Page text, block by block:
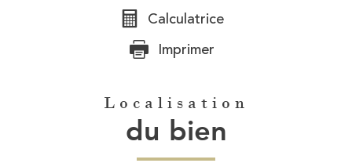
Calculatrice
Imprimer
Localisation
du bien